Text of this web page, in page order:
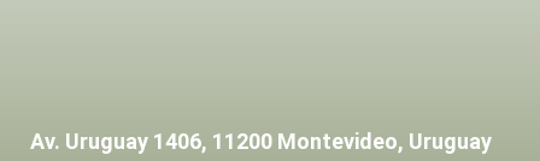
Av. Uruguay 1406, 11200 Montevideo, Uruguay